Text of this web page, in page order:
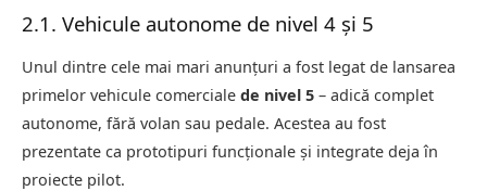
2.1. Vehicule autonome de nivel 4 și 5
Unul dintre cele mai mari anunțuri a fost legat de lansarea
primelor vehicule comerciale de nivel 5 – adică complet
autonome, fără volan sau pedale. Acestea au fost
prezentate ca prototipuri funcționale și integrate deja în
proiecte pilot.